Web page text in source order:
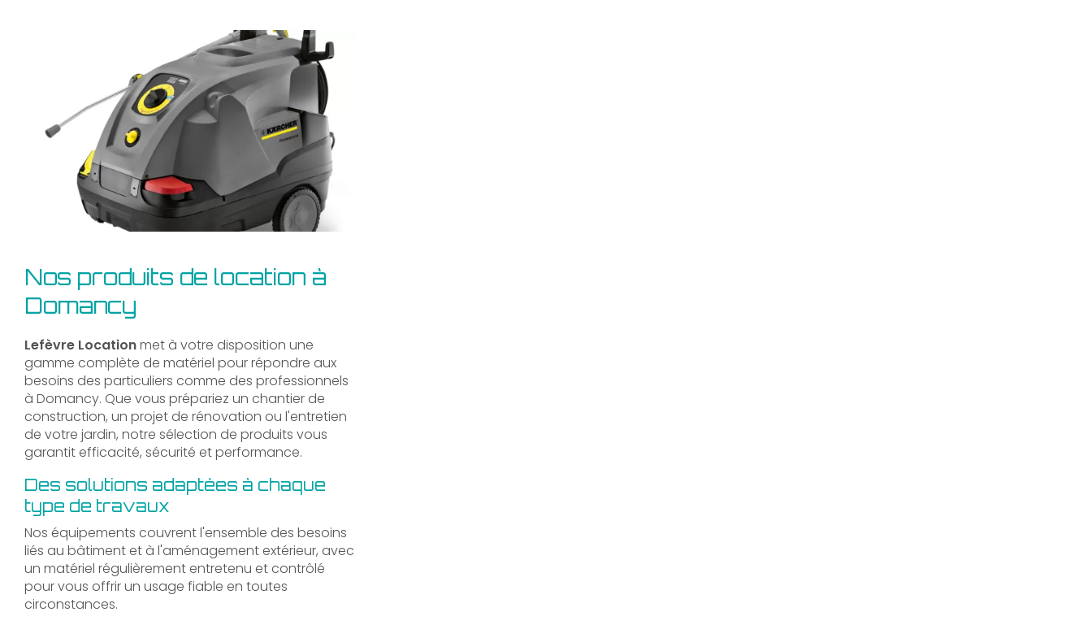
Nos produits de location à
Domancy
Lefèvre Locationmet à votre disposition une
gamme complète de matériel pour répondre aux
besoins des particuliers comme des professionnels
à Domancy. Que vous prépariez un chantier de
construction, un projet de rénovation ou l'entretien
de votre jardin, notre sélection de produits vous
garantit efficacité, sécurité et performance.
Des solutions adaptées à chaque
type de travaux
Nos équipements couvrent l'ensemble des besoins
liés au bâtiment et à l'aménagement extérieur, avec
un matériel régulièrement entretenu et contrôlé
pour vous offrir un usage fiable en toutes
circonstances.